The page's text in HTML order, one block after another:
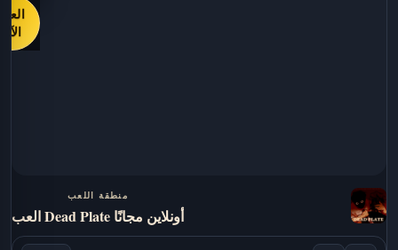
الآن
منطقة اللعب
العب Dead Plate أونلاين مجانًا